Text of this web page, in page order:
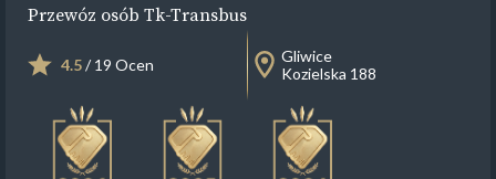
Przewóz osób Tk-Transbus
4.5/ 19 Ocen
Gliwice
Kozielska 188